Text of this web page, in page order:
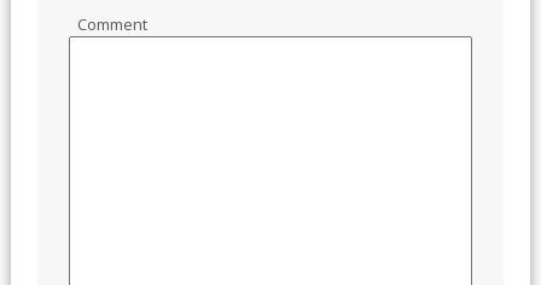
Comment